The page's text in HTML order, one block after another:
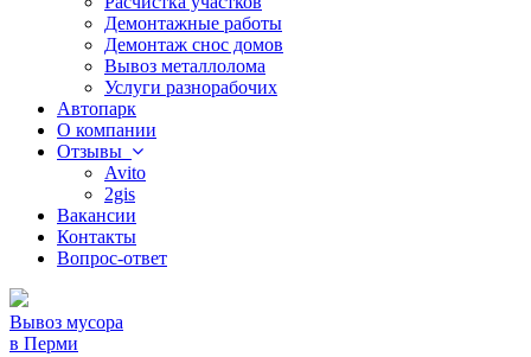
Демонтажные работы
Демонтаж снос домов
Вывоз металлолома
Услуги разнорабочих
Автопарк
О компании
Отзывы
Avito
2gis
Вакансии
Контакты
Вопрос-ответ
Вывоз мусора
в Перми